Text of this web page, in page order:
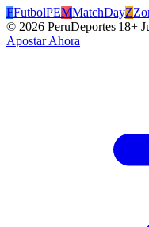
FFutbolPEMMatchDayZ
© 2026 PeruDeportes|18+
Apostar Ahora